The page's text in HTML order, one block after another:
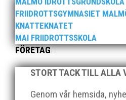
FRIIDROTTSGYMNASIET
KNATTEKNATET
MAI FRIIDROTTSSKOLA
FÖRETAG
STORT TACK TILL ALLA
Genom vår hemsida,
runt Pildammsparken
Klubbchef – Malmö